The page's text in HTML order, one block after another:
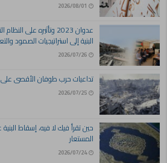
2026/08/01
عدوان 2023 وتأثيره
البنية إلى استراتيجيات الصمود
2026/07/26
تداعيات حرب طوفان الأقصى على
2026/07/25
حين تقرأ فيك لا فيه، إسقاط
المستعار
2026/07/24